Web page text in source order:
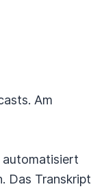
Am
automatisiert
Das Transkript